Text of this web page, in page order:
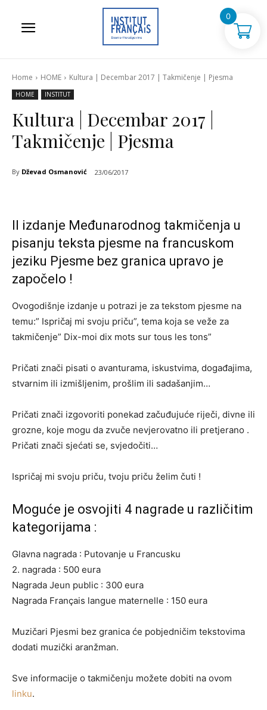
Home HOME Kultura | Decembar 2017 | Takmičenje | Pjesma
HOME INSTITUT
Kultura | Decembar 2017 |
Takmičenje | Pjesma
By Dževad Osmanović 23/06/2017
II izdanje Međunarodnog takmičenja u
pisanju teksta pjesme na francuskom
jeziku Pjesme bez granica upravo je
započelo !
Ovogodišnje izdanje u potrazi je za tekstom pjesme na
temu:” Ispričaj mi svoju priču”, tema koja se veže za
takmičenje” Dix-moi dix mots sur tous les tons”
Pričati znači pisati o avanturama, iskustvima, događajima,
stvarnim ili izmišljenim, prošlim ili sadašanjim…
Pričati znači izgovoriti ponekad začuđujuće riječi, divne ili
grozne, koje mogu da zvuče nevjerovatno ili pretjerano .
Pričati znači sjećati se, svjedočiti…
Ispričaj mi svoju priču, tvoju priču želim čuti !
Moguće je osvojiti 4 nagrade u različitim
kategorijama :
Glavna nagrada : Putovanje u Francusku
2. nagrada : 500 eura
Nagrada Jeun public : 300 eura
Nagrada Français langue maternelle : 150 eura
Muzičari Pjesmi bez granica će pobjedničim tekstovima
dodati muzički aranžman.
Sve informacije o takmičenju možete dobiti na ovom
linku.
0